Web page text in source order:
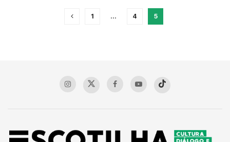
1 … 4 5